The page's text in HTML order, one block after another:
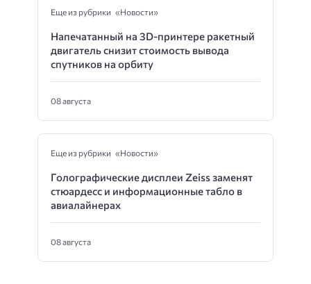
Еще из рубрики «Новости»
Напечатанный на 3D-принтере ракетный
двигатель снизит стоимость вывода
спутников на орбиту
08 августа
Еще из рубрики «Новости»
Голографические дисплеи Zeiss заменят
стюардесс и информационные табло в
авиалайнерах
08 августа